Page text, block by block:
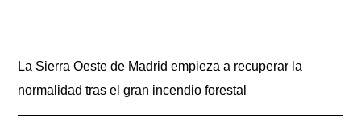
La Sierra Oeste de Madrid empieza a recuperar la
normalidad tras el gran incendio forestal